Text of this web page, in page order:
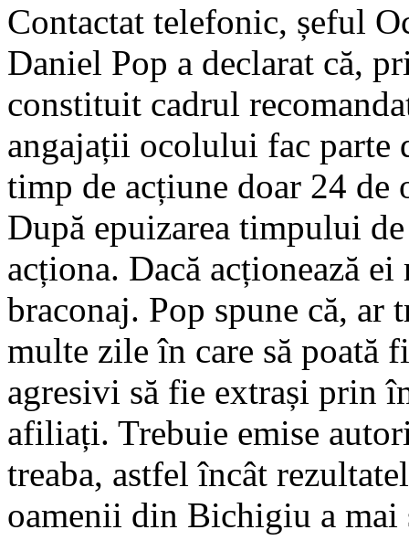
Contactat telefonic, șeful
Daniel Pop a declarat că,
constituit cadrul
angajații ocolului fac parte
timp de acțiune doar 24 de
După epuizarea timpului
acționa. Dacă acționează
braconaj. Pop spune că, ar
multe zile în care să poată
agresivi să fie extrași prin
afiliați. Trebuie emise
treaba, astfel încât
oamenii din Bichigiu a mai